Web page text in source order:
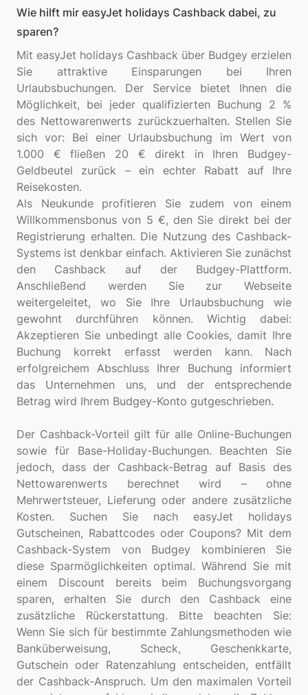
Wie hilft mir easyJet holidays Cashback dabei, zu
sparen?
Mit easyJet holidays Cashback über Budgey erzielen
Sie attraktive Einsparungen bei Ihren
Urlaubsbuchungen. Der Service bietet Ihnen die
Möglichkeit, bei jeder qualifizierten Buchung 2 %
des Nettowarenwerts zurückzuerhalten. Stellen Sie
sich vor: Bei einer Urlaubsbuchung im Wert von
1.000 € fließen 20 € direkt in Ihren Budgey-
Geldbeutel zurück – ein echter Rabatt auf Ihre
Reisekosten.
Als Neukunde profitieren Sie zudem von einem
Willkommensbonus von 5 €, den Sie direkt bei der
Registrierung erhalten. Die Nutzung des Cashback-
Systems ist denkbar einfach. Aktivieren Sie zunächst
den Cashback auf der Budgey-Plattform.
Anschließend werden Sie zur Webseite
weitergeleitet, wo Sie Ihre Urlaubsbuchung wie
gewohnt durchführen können. Wichtig dabei:
Akzeptieren Sie unbedingt alle Cookies, damit Ihre
Buchung korrekt erfasst werden kann. Nach
erfolgreichem Abschluss Ihrer Buchung informiert
das Unternehmen uns, und der entsprechende
Betrag wird Ihrem Budgey-Konto gutgeschrieben.
Der Cashback-Vorteil gilt für alle Online-Buchungen
sowie für Base-Holiday-Buchungen. Beachten Sie
jedoch, dass der Cashback-Betrag auf Basis des
Nettowarenwerts berechnet wird – ohne
Mehrwertsteuer, Lieferung oder andere zusätzliche
Kosten. Suchen Sie nach easyJet holidays
Gutscheinen, Rabattcodes oder Coupons? Mit dem
Cashback-System von Budgey kombinieren Sie
diese Sparmöglichkeiten optimal. Während Sie mit
einem Discount bereits beim Buchungsvorgang
sparen, erhalten Sie durch den Cashback eine
zusätzliche Rückerstattung. Bitte beachten Sie:
Wenn Sie sich für bestimmte Zahlungsmethoden wie
Banküberweisung, Scheck, Geschenkkarte,
Gutschein oder Ratenzahlung entscheiden, entfällt
der Cashback-Anspruch. Um den maximalen Vorteil